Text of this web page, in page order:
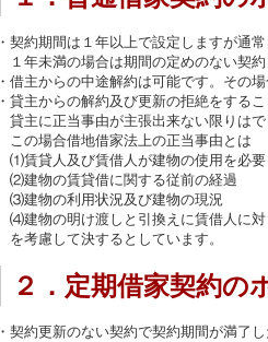
・契約期間は１年以上で設定しますが通
１年未満の場合は期間の定めのない契約
・借主からの中途解約は可能です。その
・貸主からの解約及び更新の拒絶をする
貸主に正当事由が主張出来ない限りはで
この場合借地借家法上の正当事由とは
⑴賃貸人及び賃借人が建物の使用を必要
⑵建物の賃貸借に関する従前の経過
⑶建物の利用状況及び建物の現況
⑷建物の明け渡しと引換えに賃借人に対
を考慮して決するとしています。
２．定期借家契約の
・契約更新のない契約で契約期間が満了